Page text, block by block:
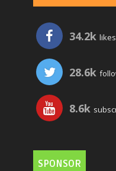
34.2k likes
28.6k
8.6k
SPONSOR